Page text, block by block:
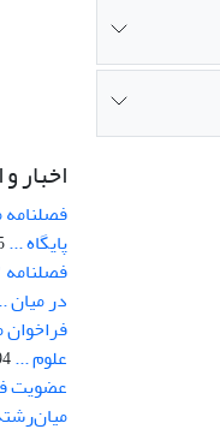
اخبار
پایگاه ...
در میان
فراخوان
علوم ...
عضویت